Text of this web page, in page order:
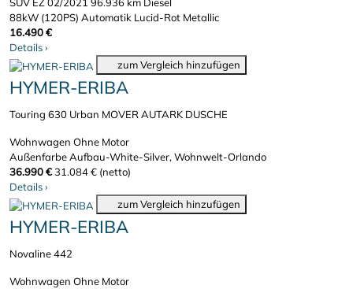
SUV EZ 02/2021 96.936 km Diesel
88kW (120PS) Automatik Lucid-Rot Metallic
16.490 €
Details›
zum Vergleich hinzufügen
HYMER-ERIBA
Touring 630 Urban MOVER AUTARK DUSCHE
Wohnwagen Ohne Motor
Außenfarbe Aufbau-White-Silver, Wohnwelt-Orlando
36.990 €31.084 € (netto)
Details›
zum Vergleich hinzufügen
HYMER-ERIBA
Novaline 442
Wohnwagen Ohne Motor